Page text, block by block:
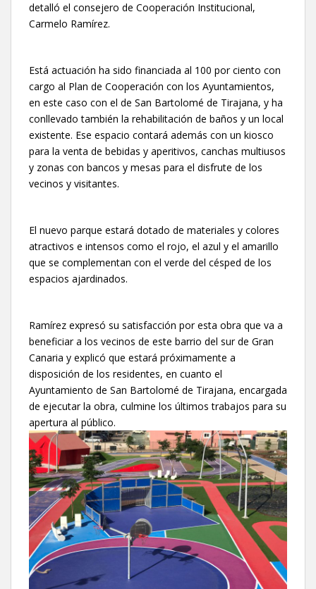
detalló el consejero de Cooperación Institucional,
Carmelo Ramírez.
Está actuación ha sido financiada al 100 por ciento con
cargo al Plan de Cooperación con los Ayuntamientos,
en este caso con el de San Bartolomé de Tirajana, y ha
conllevado también la rehabilitación de baños y un local
existente. Ese espacio contará además con un kiosco
para la venta de bebidas y aperitivos, canchas multiusos
y zonas con bancos y mesas para el disfrute de los
vecinos y visitantes.
El nuevo parque estará dotado de materiales y colores
atractivos e intensos como el rojo, el azul y el amarillo
que se complementan con el verde del césped de los
espacios ajardinados.
Ramírez expresó su satisfacción por esta obra que va a
beneficiar a los vecinos de este barrio del sur de Gran
Canaria y explicó que estará próximamente a
disposición de los residentes, en cuanto el
Ayuntamiento de San Bartolomé de Tirajana, encargada
de ejecutar la obra, culmine los últimos trabajos para su
apertura al público.